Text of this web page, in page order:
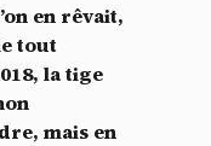
en rêvait,
tout
la tige
mais en